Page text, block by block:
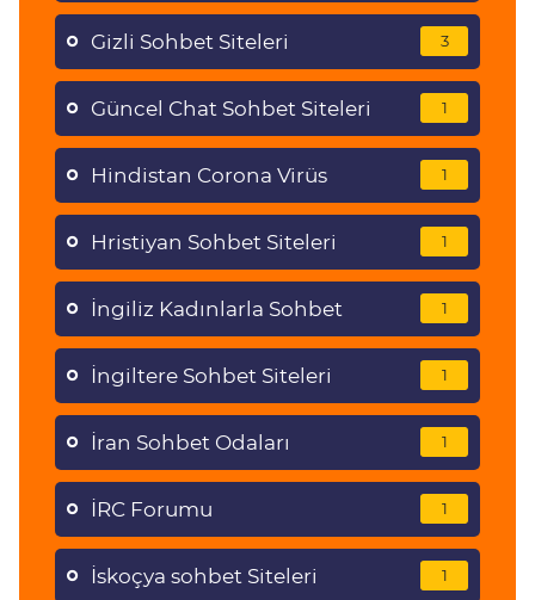
Gizli Sohbet Siteleri 3
Güncel Chat Sohbet Siteleri 1
Hindistan Corona Virüs 1
Hristiyan Sohbet Siteleri 1
İngiliz Kadınlarla Sohbet 1
İngiltere Sohbet Siteleri 1
İran Sohbet Odaları 1
İRC Forumu 1
İskoçya sohbet Siteleri 1